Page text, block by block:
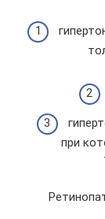
при